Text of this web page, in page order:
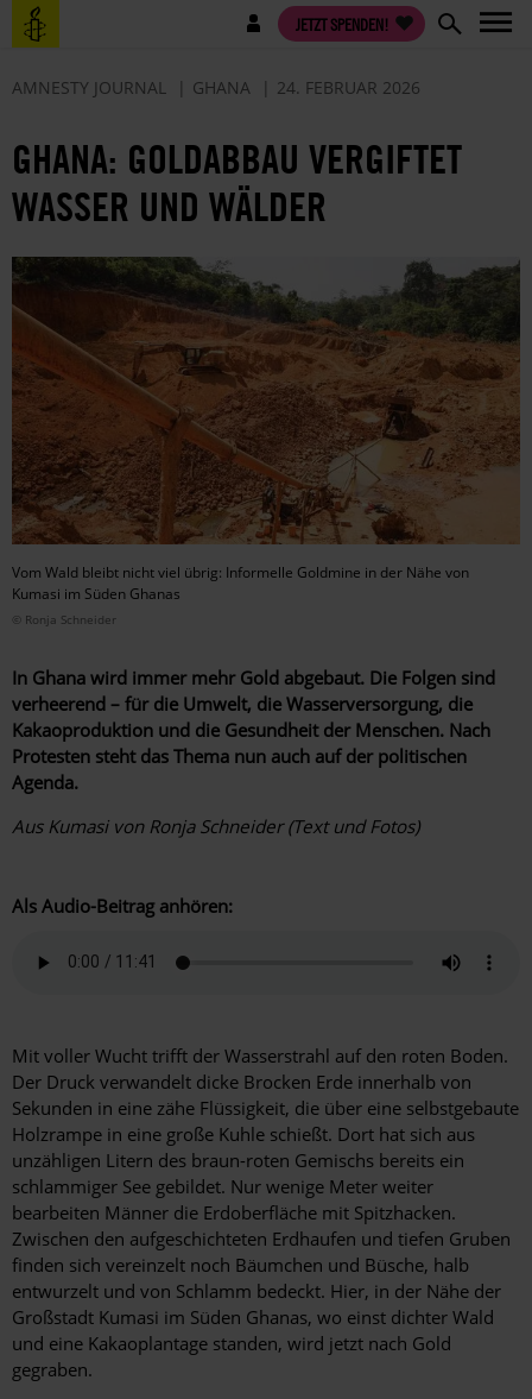
Direkt
zum
Benutzermenü JETZT SPENDEN!
AMNESTY JOURNAL GHANA 24. FEBRUAR 2026
GHANA: GOLDABBAU VERGIFTET
WASSER UND WÄLDER
Vom Wald bleibt nicht viel übrig: Informelle Goldmine in der Nähe von
Kumasi im Süden Ghanas
© Ronja Schneider
In Ghana wird immer mehr Gold abgebaut. Die Folgen sind
verheerend – für die Umwelt, die Wasserversorgung, die
Kakaoproduktion und die Gesundheit der Menschen. Nach
Protesten steht das Thema nun auch auf der politischen
Agenda.
Aus Kumasi von Ronja Schneider (Text und Fotos)
Als Audio-Beitrag anhören:
Mit voller Wucht trifft der Wasserstrahl auf den roten Boden.
Der Druck verwandelt dicke Brocken Erde innerhalb von
Sekunden in eine zähe Flüssigkeit, die über eine selbstgebaute
Holzrampe in eine große Kuhle schießt. Dort hat sich aus
unzähligen Litern des braun-roten Gemischs bereits ein
schlammiger See gebildet. Nur wenige Meter weiter
bearbeiten Männer die Erdoberfläche mit Spitzhacken.
Zwischen den aufgeschichteten Erdhaufen und tiefen Gruben
finden sich vereinzelt noch Bäumchen und Büsche, halb
entwurzelt und von Schlamm bedeckt. Hier, in der Nähe der
Großstadt Kumasi im Süden Ghanas, wo einst dichter Wald
und eine Kakaoplantage standen, wird jetzt nach Gold
gegraben.